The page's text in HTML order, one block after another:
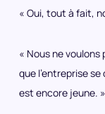
« Oui, tout à fait,
« Nous ne
que l’entreprise
est encore jeune. »